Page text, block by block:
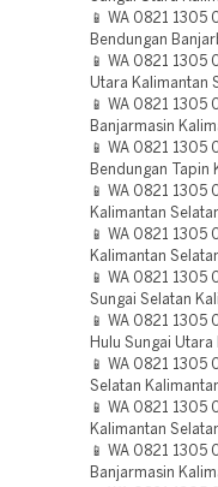
📱 WA 0821
Bendungan
📱 WA 0821
Utara Kalimantan
📱 WA 0821
Banjarmasin
📱 WA 0821
Bendungan Tapin
📱 WA 0821
Kalimantan
📱 WA 0821
Kalimantan
📱 WA 0821
Sungai Selatan
📱 WA 0821 1305
Hulu Sungai
📱 WA 0821 1305
Selatan
📱 WA 0821
Kalimantan
📱 WA 0821
Banjarmasin